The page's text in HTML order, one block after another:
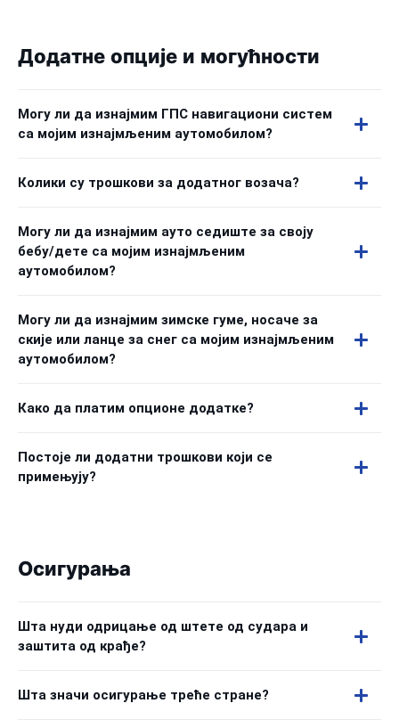
Додатне опције и могућности
Могу ли да изнајмим ГПС навигациони систем
са мојим изнајмљеним аутомобилом?
Колики су трошкови за додатног возача?
Могу ли да изнајмим ауто седиште за своју
бебу/дете са мојим изнајмљеним
аутомобилом?
Могу ли да изнајмим зимске гуме, носаче за
скије или ланце за снег са мојим изнајмљеним
аутомобилом?
Како да платим опционе додатке?
Постоје ли додатни трошкови који се
примењују?
Осигурања
Шта нуди одрицање од штете од судара и
заштита од крађе?
Шта значи осигурање треће стране?